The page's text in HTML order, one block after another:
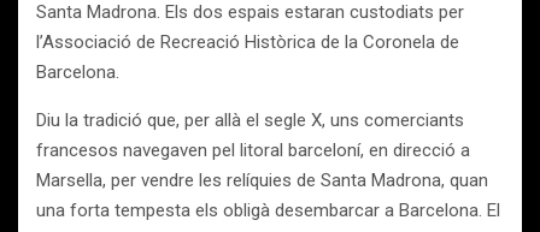
Santa Madrona. Els dos espais estaran custodiats per
l’Associació de Recreació Històrica de la Coronela de
Barcelona.
Diu la tradició que, per allà el segle X, uns comerciants
francesos navegaven pel litoral barceloní, en direcció a
Marsella, per vendre les relíquies de Santa Madrona, quan
una forta tempesta els obligà desembarcar a Barcelona. El